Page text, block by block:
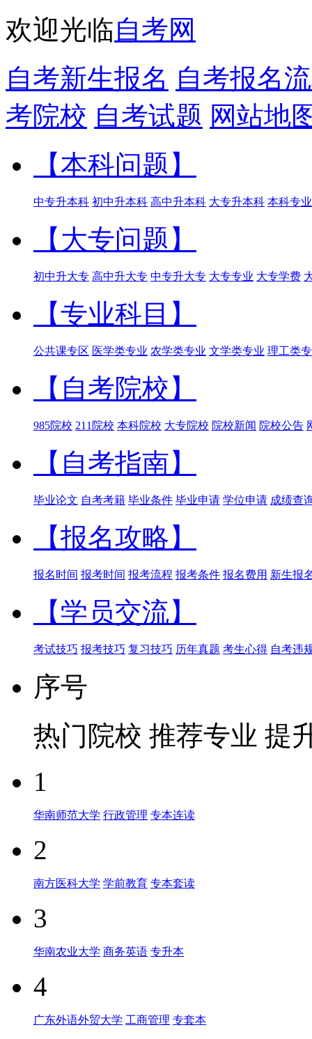
欢迎光临自考网
自考新生报名 自考报名
考院校 自考试题 网站地
【本科问题】
中专升本科 初中升本科 高中升本科 大专升本科 本科专业
【大专问题】
初中升大专 高中升大专 中专升大专 大专专业 大专学费
【专业科目】
公共课专区 医学类专业 农学类专业 文学类专业 理工类
【自考院校】
985院校 211院校 本科院校 大专院校 院校新闻 院校公告
【自考指南】
毕业论文 自考考籍 毕业条件 毕业申请 学位申请 成绩查
【报名攻略】
报名时间 报考时间 报考流程 报考条件 报名费用 新生报
【学员交流】
考试技巧 报考技巧 复习技巧 历年真题 考生心得 自考违
序号
热门院校 推荐专业 提
1
华南师范大学 行政管理 专本连读
2
南方医科大学 学前教育 专本套读
3
华南农业大学 商务英语 专升本
4
广东外语外贸大学 工商管理 专套本